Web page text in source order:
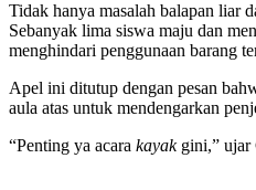
Tidak hanya masalah balapan liar
Sebanyak lima siswa maju dan
menghindari penggunaan barang
Apel ini ditutup dengan pesan
aula atas untuk mendengarkan
“Penting ya acara kayakgini,” ujar